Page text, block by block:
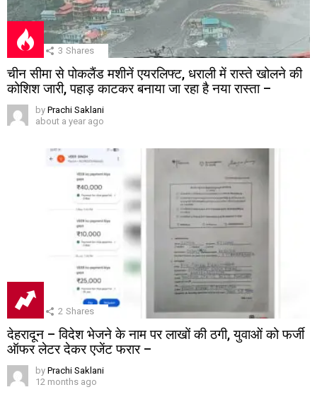
3 Shares
चीन सीमा से पोकलैंड मशीनें एयरलिफ्ट, धराली में रास्ते खोलने की
कोशिश जारी, पहाड़ काटकर बनाया जा रहा है नया रास्ता –
by Prachi Saklani
about a year ago
2 Shares
देहरादून – विदेश भेजने के नाम पर लाखों की ठगी, युवाओं को फर्जी
ऑफर लेटर देकर एजेंट फरार –
by Prachi Saklani
12 months ago